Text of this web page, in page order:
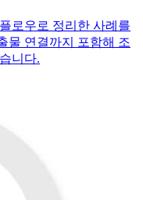
로우로 정리한 사례를
물 연결까지 포함해 조
니다.